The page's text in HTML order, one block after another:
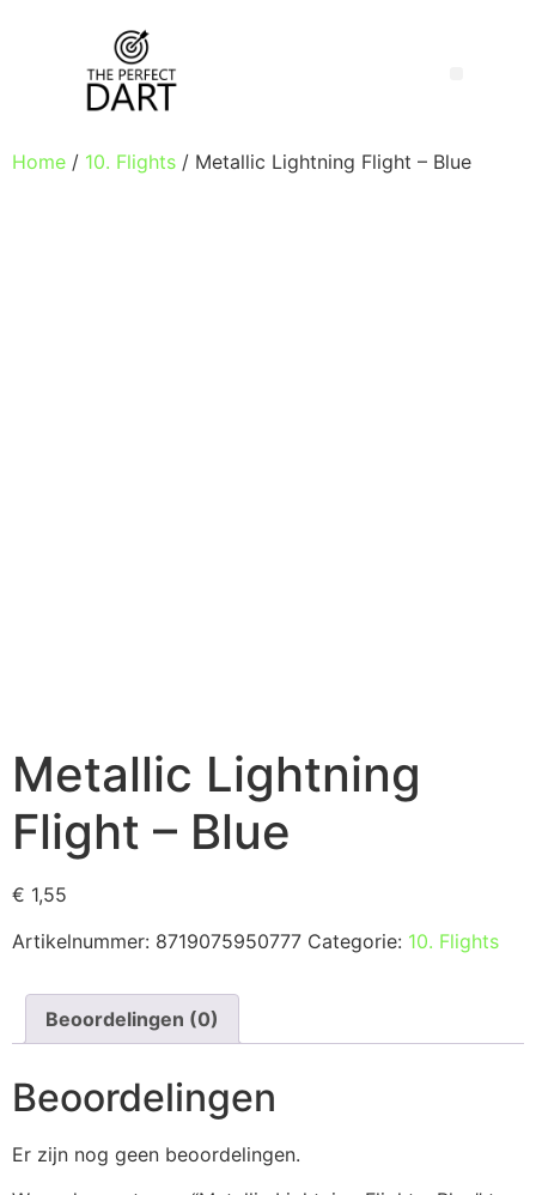
Home / 10. Flights / Metallic Lightning Flight – Blue
Metallic Lightning
Flight – Blue
€ 1,55
Artikelnummer: 8719075950777 Categorie: 10. Flights
Beoordelingen (0)
Beoordelingen
Er zijn nog geen beoordelingen.